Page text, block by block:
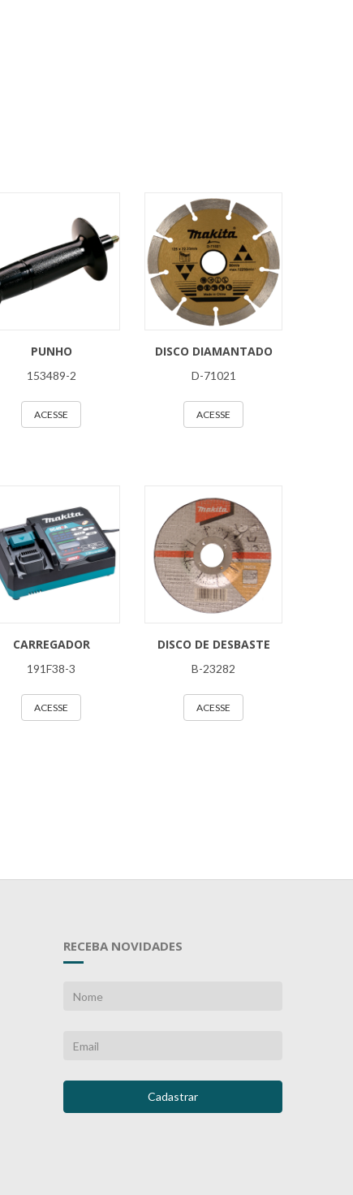
PUNHO
153489-2
ACESSE
DISCO DIAMANTADO
D-71021
ACESSE
CARREGADOR
191F38-3
ACESSE
DISCO DE DESBASTE
B-23282
ACESSE
RECEBA NOVIDADES